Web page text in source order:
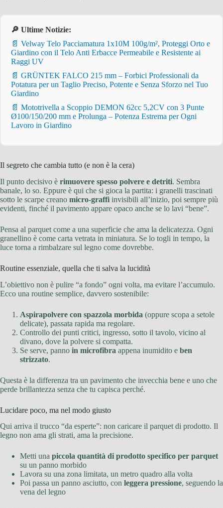
🔎 Ultime Notizie:
📄 Velway Telo Pacciamatura 1x10M 100g/m², Proteggi Orto e
Giardino con il Telo Anti Erbacce Permeabile e Resistente ai
Raggi UV
📄 GRÜNTEK FALCO 215 mm – Forbici Professionali da
Potatura per un Taglio Preciso, Potente e Senza Sforzo nel Tuo
Giardino
📄 Mototrivella a Scoppio DEMON 62cc 5,2CV con 3 Punte
Ø100/150/200 mm e Prolunga – Potenza Estrema per Ogni
Lavoro in Giardino
Il segreto che cambia tutto (e non è la cera)
Il punto decisivo è rimuovere spesso polvere e detriti. Sembra
banale, lo so. Eppure è qui che si gioca la partita: i granelli trascinati
sotto le scarpe creano micro-graffi invisibili all’inizio, poi sempre più
evidenti, finché il pavimento appare opaco anche se lo lavi “bene”.
Pensa al parquet come a una superficie che ama la delicatezza. Ogni
granellino è come carta vetrata in miniatura. Se lo togli in tempo, la
luce torna a rimbalzare sul legno come dovrebbe.
Routine essenziale, quella che ti salva la lucidità
L’obiettivo non è pulire “a fondo” ogni volta, ma evitare l’accumulo.
Ecco una routine semplice, davvero sostenibile:
Aspirapolvere con spazzola morbida (oppure scopa a setole
delicate), passata rapida ma regolare.
Controllo dei punti critici, ingresso, sotto il tavolo, vicino al
divano, dove la polvere si compatta.
Se serve, panno in microfibra appena inumidito e ben
strizzato.
Questa è la differenza tra un pavimento che invecchia bene e uno che
perde brillantezza senza che tu capisca perché.
Lucidare poco, ma nel modo giusto
Qui arriva il trucco “da esperte”: non caricare il parquet di prodotto. Il
legno non ama gli strati, ama la precisione.
Metti una piccola quantità di prodotto specifico per parquet
su un panno morbido
Lavora su una zona limitata, un metro quadro alla volta
Poi passa un panno asciutto, con leggera pressione, seguendo la
vena del legno